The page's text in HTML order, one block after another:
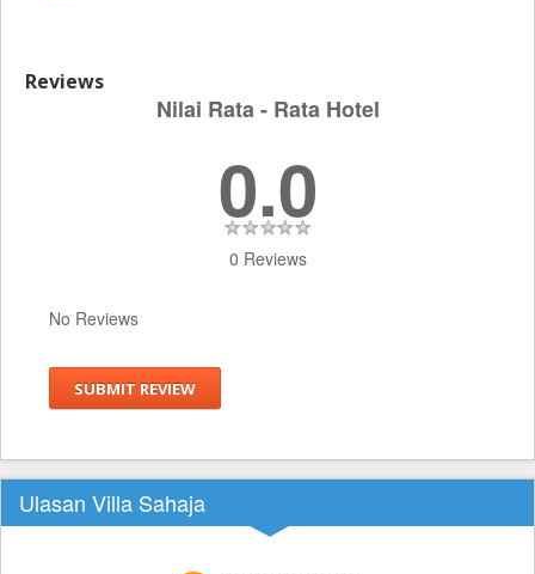
Reviews
Nilai Rata - Rata Hotel
0.0
0 Reviews
No Reviews
SUBMIT REVIEW
Ulasan Villa Sahaja